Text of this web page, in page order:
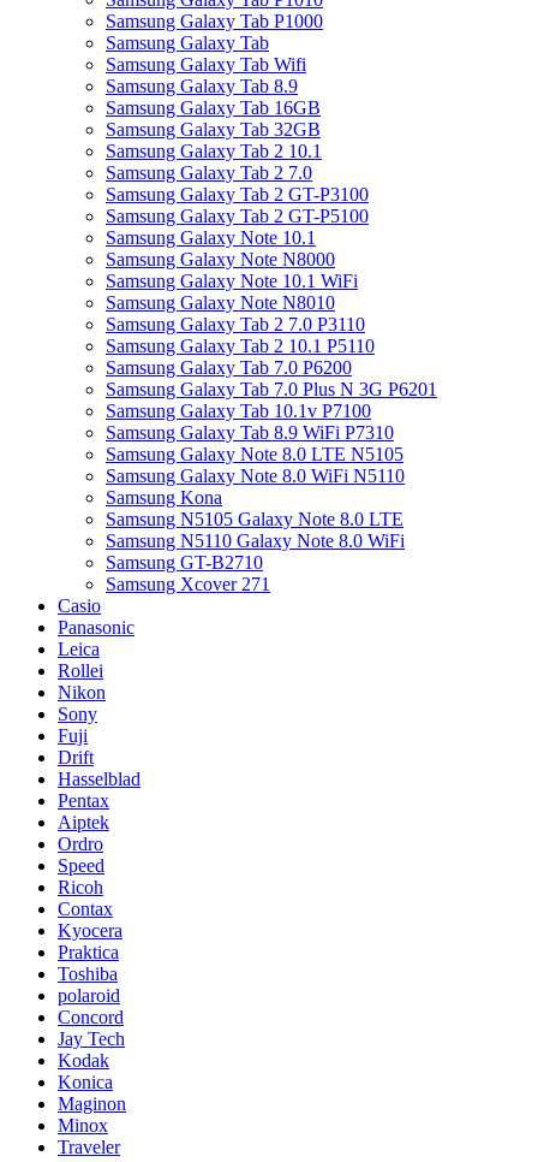
Samsung Galaxy Tab P1000
Samsung Galaxy Tab
Samsung Galaxy Tab Wifi
Samsung Galaxy Tab 8.9
Samsung Galaxy Tab 16GB
Samsung Galaxy Tab 32GB
Samsung Galaxy Tab 2 10.1
Samsung Galaxy Tab 2 7.0
Samsung Galaxy Tab 2 GT-P3100
Samsung Galaxy Tab 2 GT-P5100
Samsung Galaxy Note 10.1
Samsung Galaxy Note N8000
Samsung Galaxy Note 10.1 WiFi
Samsung Galaxy Note N8010
Samsung Galaxy Tab 2 7.0 P3110
Samsung Galaxy Tab 2 10.1 P5110
Samsung Galaxy Tab 7.0 P6200
Samsung Galaxy Tab 7.0 Plus N 3G P6201
Samsung Galaxy Tab 10.1v P7100
Samsung Galaxy Tab 8.9 WiFi P7310
Samsung Galaxy Note 8.0 LTE N5105
Samsung Galaxy Note 8.0 WiFi N5110
Samsung Kona
Samsung N5105 Galaxy Note 8.0 LTE
Samsung N5110 Galaxy Note 8.0 WiFi
Samsung GT-B2710
Samsung Xcover 271
Casio
Panasonic
Leica
Rollei
Nikon
Sony
Fuji
Drift
Hasselblad
Pentax
Aiptek
Ordro
Speed
Ricoh
Contax
Kyocera
Praktica
Toshiba
polaroid
Concord
Jay Tech
Kodak
Konica
Maginon
Minox
Traveler